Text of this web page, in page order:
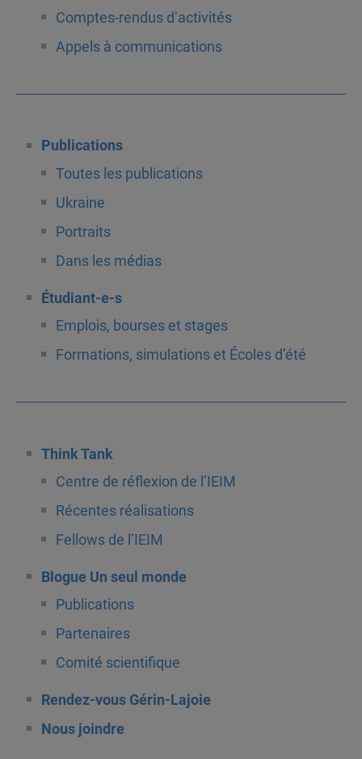
Comptes-rendus d’activités
Appels à communications
Publications
Toutes les publications
Ukraine
Portraits
Dans les médias
Étudiant-e-s
Emplois, bourses et stages
Formations, simulations et Écoles d’été
Think Tank
Centre de réflexion de l’IEIM
Récentes réalisations
Fellows de l’IEIM
Blogue Un seul monde
Publications
Partenaires
Comité scientifique
Rendez-vous Gérin-Lajoie
Nous joindre